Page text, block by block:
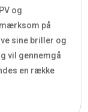
og
på
sine briller og
vil gennemgå
en række